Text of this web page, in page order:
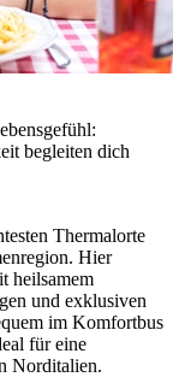
begleiten dich
Thermalorte
Hier
heilsamem
und exklusiven
im Komfortbus
für eine
Norditalien.